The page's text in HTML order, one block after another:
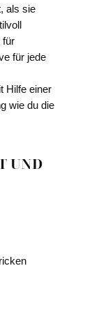
als sie
für
für jede
Hilfe einer
wie du die
UND